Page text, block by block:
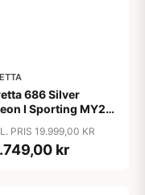
686 Silver
I Sporting MY24
PRIS 19.999,00 KR
kr